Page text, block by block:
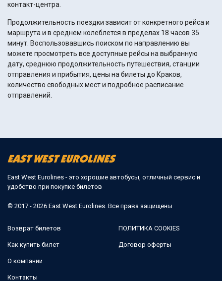
контакт-центра.
Продолжительность поездки зависит от конкретного рейса и
маршрута и в среднем колеблется в пределах 18 часов 35
минут. Воспользовавшись поиском по направлению вы
можете просмотреть все доступные рейсы на выбранную
дату, среднюю продолжительность путешествия, станции
отправления и прибытия, цены на билеты до Краков,
количество свободных мест и подробное расписание
отправлений.
East West Eurolines - это хорошие автобусы, отличный сервис и
удобство при покупке билетов
© 2017 - 2026 East West Eurolines. Все права защищены
Возврат билетов
Как купить билет
О компании
Контакты
ПОЛИТИКА COOKIES
Договор оферты